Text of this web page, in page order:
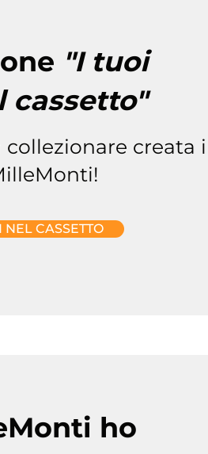
"I tuoi
cassetto"
collezionare creata
NEL CASSETTO
ho